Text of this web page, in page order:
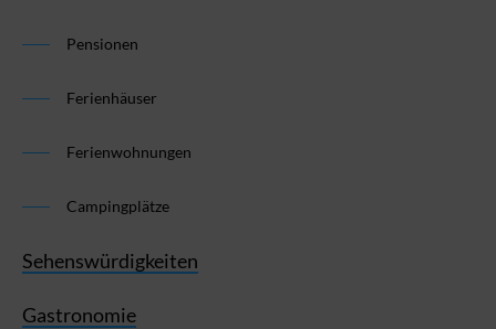
Pensionen
Ferienhäuser
Ferienwohnungen
Campingplätze
Sehenswürdigkeiten
Gastronomie